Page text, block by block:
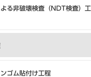
る非破壊検査（NDT検査）工
ゴム貼付け工程